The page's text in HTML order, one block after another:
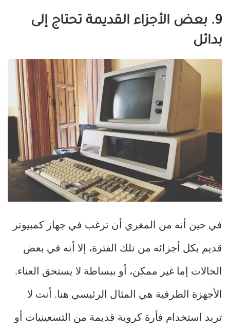
9. بعض الأجزاء القديمة تحتاج إلى
بدائل
في حين أنه من المغري أن ترغب في جهاز كمبيوتر
قديم بكل أجزائه من تلك الفترة، إلا أنه في بعض
الحالات إما غير ممكن، أو ببساطة لا يستحق العناء.
الأجهزة الطرفية هي المثال الرئيسي هنا. أنت لا
تريد استخدام فأرة كروية قديمة من التسعينيات أو